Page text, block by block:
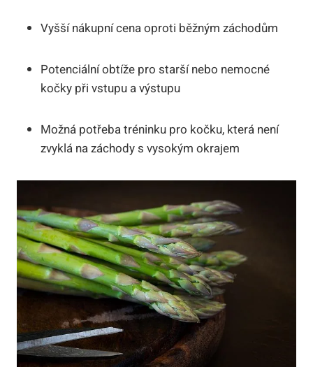
Vyšší nákupní cena oproti běžným záchodům
Potenciální obtíže pro starší nebo nemocné
kočky při vstupu a výstupu
Možná potřeba tréninku pro kočku, která není
zvyklá na záchody s vysokým okrajem